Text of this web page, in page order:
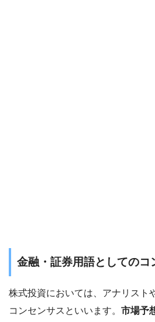
金融・証券用語としてのコ
株式投資においては、アナリスト
コンセンサスといいます。 市場予